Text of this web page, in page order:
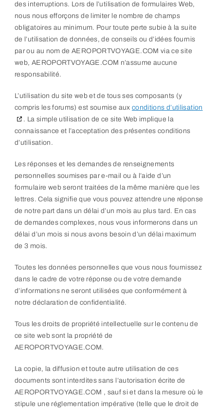
des interruptions. Lors de l’utilisation de formulaires Web,
nous nous efforçons de limiter le nombre de champs
obligatoires au minimum. Pour toute perte subie à la suite
de l’utilisation de données, de conseils ou d’idées fournis
par ou au nom de AEROPORTVOYAGE.COM via ce site
web, AEROPORTVOYAGE.COM n’assume aucune
responsabilité.
L’utilisation du site web et de tous ses composants (y
compris les forums) est soumise aux conditions d’utilisation
. La simple utilisation de ce site Web implique la
connaissance et l’acceptation des présentes conditions
d’utilisation.
Les réponses et les demandes de renseignements
personnelles soumises par e-mail ou à l’aide d’un
formulaire web seront traitées de la même manière que les
lettres. Cela signifie que vous pouvez attendre une réponse
de notre part dans un délai d’un mois au plus tard. En cas
de demandes complexes, nous vous informerons dans un
délai d’un mois si nous avons besoin d’un délai maximum
de 3 mois.
Toutes les données personnelles que vous nous fournissez
dans le cadre de votre réponse ou de votre demande
d’informations ne seront utilisées que conformément à
notre déclaration de confidentialité.
Tous les droits de propriété intellectuelle sur le contenu de
ce site web sont la propriété de
AEROPORTVOYAGE.COM.
La copie, la diffusion et toute autre utilisation de ces
documents sont interdites sans l’autorisation écrite de
AEROPORTVOYAGE.COM , sauf si et dans la mesure où le
stipule une réglementation impérative (telle que le droit de